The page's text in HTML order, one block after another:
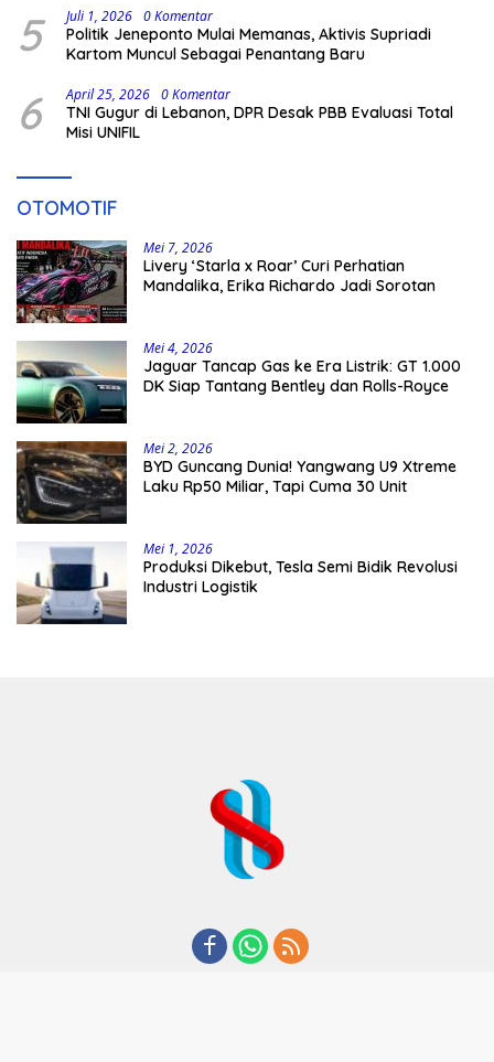
5 Juli 1, 2026 0 Komentar
Politik Jeneponto Mulai Memanas, Aktivis Supriadi
Kartom Muncul Sebagai Penantang Baru
6 April 25, 2026 0 Komentar
TNI Gugur di Lebanon, DPR Desak PBB Evaluasi Total
Misi UNIFIL
OTOMOTIF
Mei 7, 2026
Livery ‘Starla x Roar’ Curi Perhatian
Mandalika, Erika Richardo Jadi Sorotan
Mei 4, 2026
Jaguar Tancap Gas ke Era Listrik: GT 1.000
DK Siap Tantang Bentley dan Rolls-Royce
Mei 2, 2026
BYD Guncang Dunia! Yangwang U9 Xtreme
Laku Rp50 Miliar, Tapi Cuma 30 Unit
Mei 1, 2026
Produksi Dikebut, Tesla Semi Bidik Revolusi
Industri Logistik